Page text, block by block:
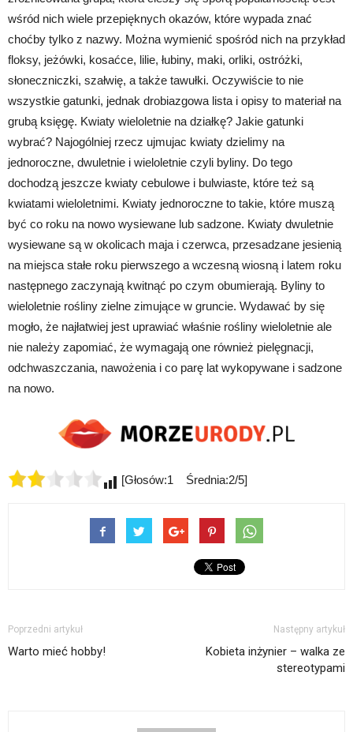
wśród nich wiele przepięknych okazów, które wypada znać
choćby tylko z nazwy. Można wymienić spośród nich na przykład
floksy, jeżówki, kosaćce, lilie, łubiny, maki, orliki, ostróżki,
słoneczniczki, szałwię, a także tawułki. Oczywiście to nie
wszystkie gatunki, jednak drobiazgowa lista i opisy to materiał na
grubą księgę. Kwiaty wieloletnie na działkę? Jakie gatunki
wybrać? Najogólniej rzecz ujmujac kwiaty dzielimy na
jednoroczne, dwuletnie i wieloletnie czyli byliny. Do tego
dochodzą jeszcze kwiaty cebulowe i bulwiaste, które też są
kwiatami wieloletnimi. Kwiaty jednoroczne to takie, które muszą
być co roku na nowo wysiewane lub sadzone. Kwiaty dwuletnie
wysiewane są w okolicach maja i czerwca, przesadzane jesienią
na miejsca stałe roku pierwszego a wczesną wiosną i latem roku
następnego zaczynają kwitnąć po czym obumierają. Byliny to
wieloletnie rośliny zielne zimujące w gruncie. Wydawać by się
mogło, że najłatwiej jest uprawiać właśnie rośliny wieloletnie ale
nie należy zapomiać, że wymagają one również pielęgnacji,
odchwaszczania, nawożenia i co parę lat wykopywane i sadzone
na nowo.
[Głosów:1 Średnia:2/5]
Poprzedni artykuł
Warto mieć hobby!
Następny artykuł
Kobieta inżynier – walka ze
stereotypami